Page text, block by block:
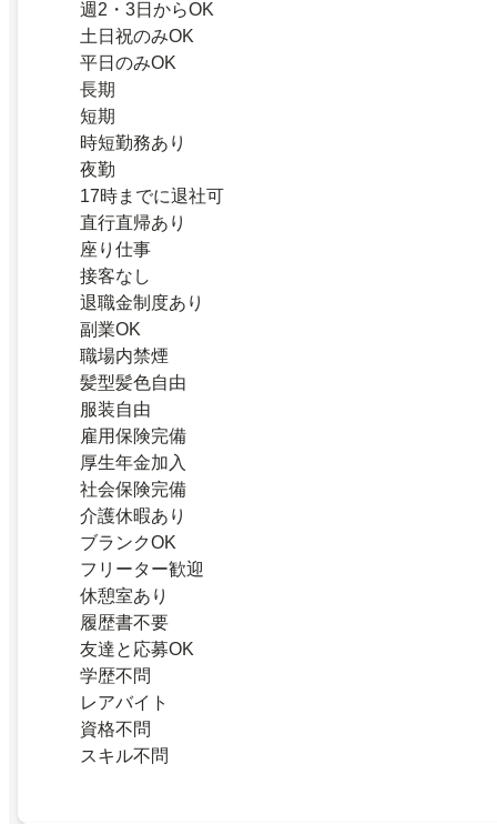
週2・3日からOK
土日祝のみOK
平日のみOK
長期
短期
時短勤務あり
夜勤
17時までに退社可
直行直帰あり
座り仕事
接客なし
退職金制度あり
副業OK
職場内禁煙
髪型髪色自由
服装自由
雇用保険完備
厚生年金加入
社会保険完備
介護休暇あり
ブランクOK
フリーター歓迎
休憩室あり
履歴書不要
友達と応募OK
学歴不問
レアバイト
資格不問
スキル不問